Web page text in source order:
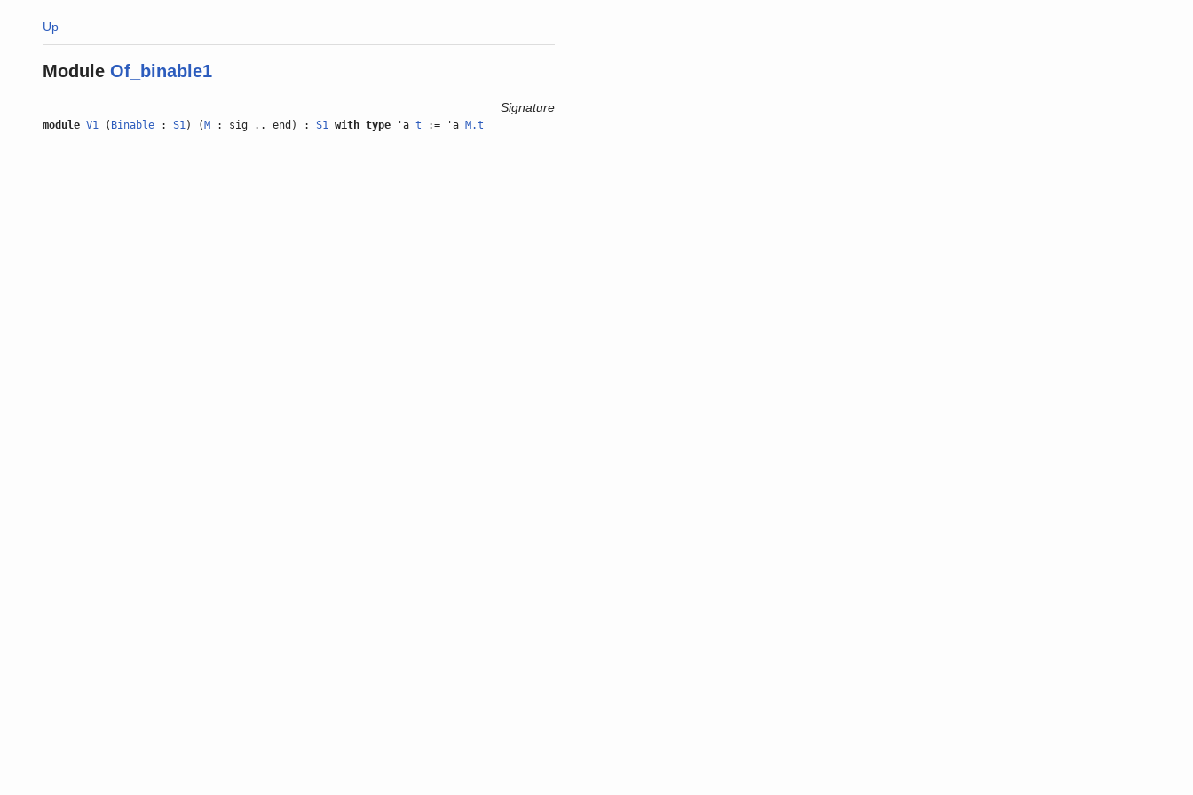
Up
Module Of_binable1
Signature
module V1 ( Binable : S1) ( M : sig .. end) : S1 with type 'a t := 'a M.t